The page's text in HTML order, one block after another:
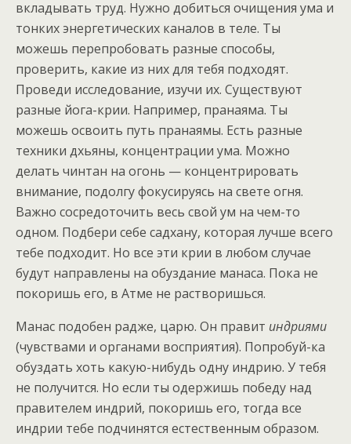
вкладывать труд. Нужно добиться очищения ума и
тонких энергетических каналов в теле. Ты
можешь перепробовать разные способы,
проверить, какие из них для тебя подходят.
Проведи исследование, изучи их. Существуют
разные йога-крии. Например, пранаяма. Ты
можешь освоить путь пранаямы. Есть разные
техники дхьяны, концентрации ума. Можно
делать чинтан на огонь — концентрировать
внимание, подолгу фокусируясь на свете огня.
Важно сосредоточить весь свой ум на чем-то
одном. Подбери себе садхану, которая лучше всего
тебе подходит. Но все эти крии в любом случае
будут направлены на обуздание манаса. Пока не
покоришь его, в Атме не растворишься.
Манас подобен радже, царю. Он правит индриями
(чувствами и органами восприятия). Попробуй-ка
обуздать хоть какую-нибудь одну индрию. У тебя
не получится. Но если ты одержишь победу над
правителем индрий, покоришь его, тогда все
индрии тебе подчинятся естественным образом.